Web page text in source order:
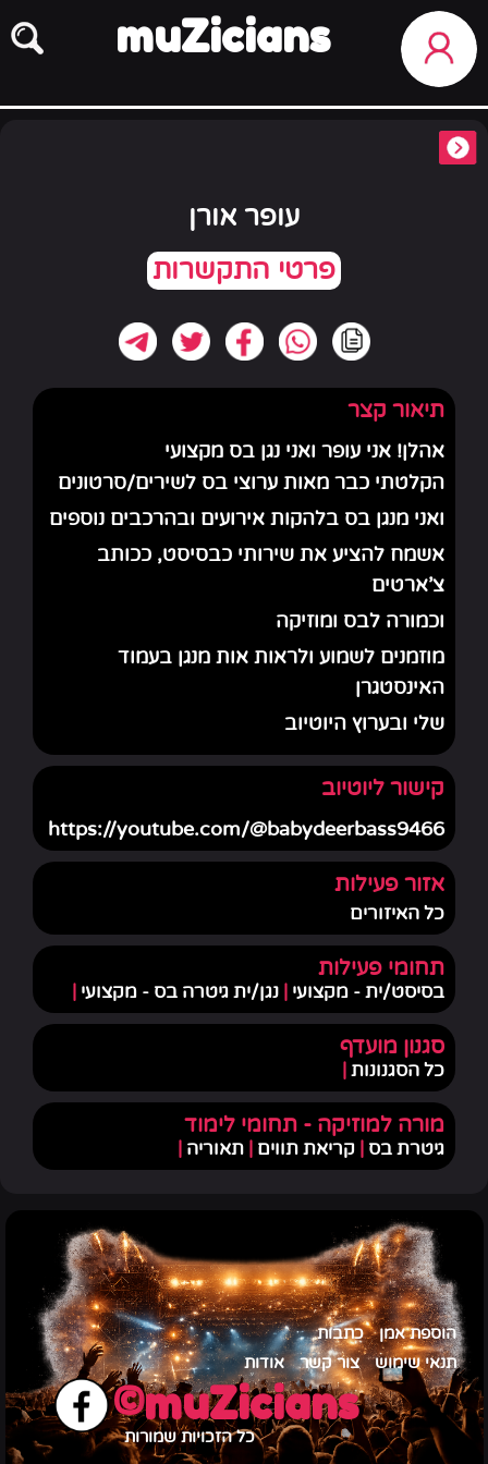
muZicians
עופר אורן
תיאור קצר
אהלן! אני עופר ואני נגן בס מקצועי
הקלטתי כבר מאות ערוצי בס לשירים/סרטונים
ואני מנגן בס בלהקות אירועים ובהרכבים נוספים
אשמח להציע את שירותי כבסיסט, ככותב
צ'ארטים
וכמורה לבס ומוזיקה
מוזמנים לשמוע ולראות אות מנגן בעמוד
האינסטגרן
שלי ובערוץ היוטיוב
קישור ליוטיוב
https://youtube.com/@babydeerbass9466
אזור פעילות
כל האיזורים
תחומי פעילות
בסיסט/ית - מקצועי נגן/ית גיטרה בס - מקצועי
סגנון מועדף
כל הסגנונות
מורה למוזיקה - תחומי לימוד
גיטרת בס קריאת תווים תאוריה
הוספת אמן
כתבות
תנאי שימוש
צור קשר אודות
muZicians©
כל הזכויות שמורות